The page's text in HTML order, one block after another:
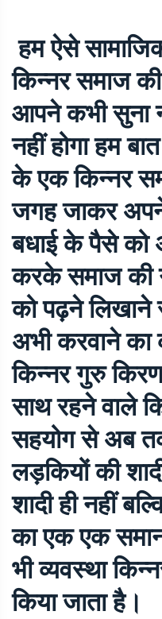
हम ऐसे
किन्नर समाज
आपने कभी सुना
नहीं होगा हम
के एक किन्नर
जगह जाकर
बधाई के पैसे को
करके समाज की
को पढ़ने
अभी करवाने
किन्नर गुरु
साथ रहने वाले
सहयोग से अब
लड़कियों की
शादी ही नहीं
का एक एक
भी व्यवस्था
किया जाता है।